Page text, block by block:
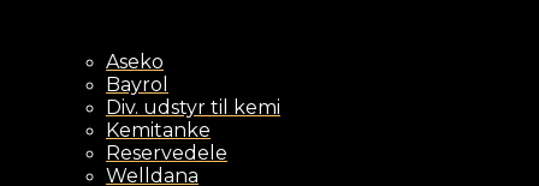
Aseko
Bayrol
Div. udstyr til kemi
Kemitanke
Reservedele
Welldana